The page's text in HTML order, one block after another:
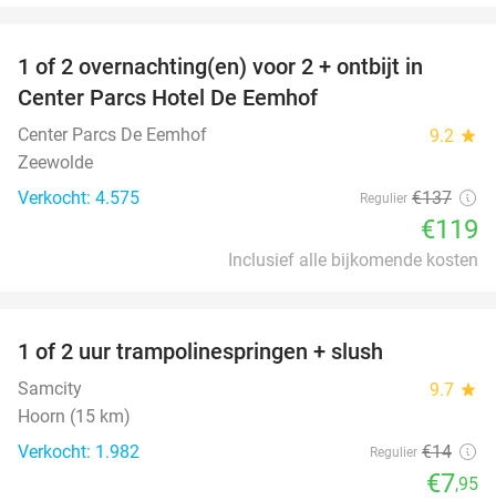
1 of 2 overnachting(en) voor 2 + ontbijt in
Center Parcs Hotel De Eemhof
Center Parcs De Eemhof 9.2 star
Zeewolde
Verkocht: 4.575
Regulier €137
€119
Inclusief alle bijkomende kosten
1 of 2 uur trampolinespringen + slush
Samcity 9.7 star
Hoorn (15 km)
Verkocht: 1.982
Regulier €14
€7,95